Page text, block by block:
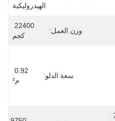
الهيدروليكية
وزن العمل:
كجم
سعة الدلو:
م³